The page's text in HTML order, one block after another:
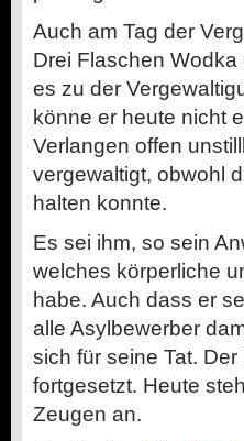
Auch am Tag der
Drei Flaschen
es zu der
könne er heute nicht
Verlangen offen
vergewaltigt, obwohl
halten konnte.
Es sei ihm, so sein
welches körperliche
habe. Auch dass er
alle Asylbewerber
sich für seine Tat.
fortgesetzt. Heute
Zeugen an.